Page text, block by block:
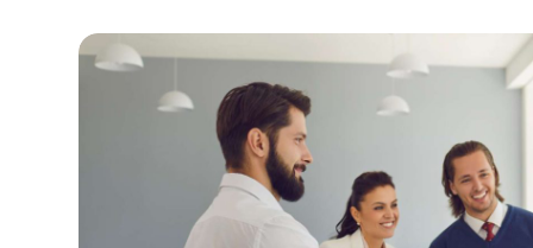
bem-estar e a satisfação dos
E-Social
Validamos os documentos e
social de forma automática.
Auto Agendamento
segurança total.